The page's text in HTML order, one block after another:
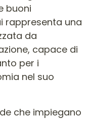
buoni
rappresenta una
da
capace di
per i
nel suo
che impiegano